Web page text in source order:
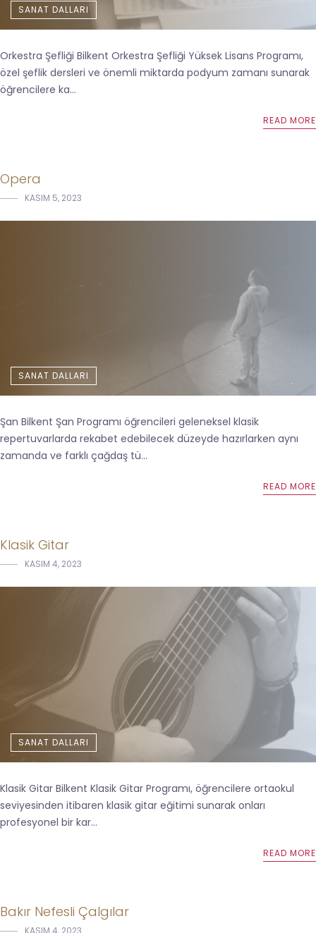
SANAT DALLARI
Orkestra Şefliği Bilkent Orkestra Şefliği Yüksek Lisans Programı,
özel şeflik dersleri ve önemli miktarda podyum zamanı sunarak
öğrencilere ka...
READ MORE
Opera
KASIM 5, 2023
SANAT DALLARI
Şan Bilkent Şan Programı öğrencileri geleneksel klasik
repertuvarlarda rekabet edebilecek düzeyde hazırlarken aynı
zamanda ve farklı çağdaş tü...
READ MORE
Klasik Gitar
KASIM 4, 2023
SANAT DALLARI
Klasik Gitar Bilkent Klasik Gitar Programı, öğrencilere ortaokul
seviyesinden itibaren klasik gitar eğitimi sunarak onları
profesyonel bir kar...
READ MORE
Bakır Nefesli Çalgılar